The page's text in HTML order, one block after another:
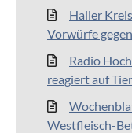
Haller
Vorwürfe gegen
Radio
reagiert auf
Westfleisch-